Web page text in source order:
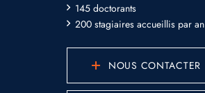
145 doctorants
200 stagiaires accueillis par an
NOUS CONTACTER